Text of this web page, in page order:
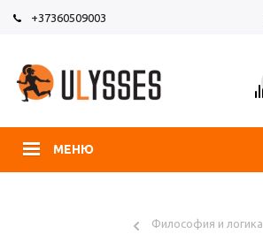
+37360509003
МЕНЮ
Философия и логика